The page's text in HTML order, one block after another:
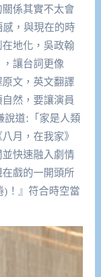
係其實不太會
，與現在的時
地化，吳政翰
讓台詞更像
原文，英文翻譯
然，要讓演員
說道:「家是人類
月，在我家》
快速融入劇情
戲的一開頭所
！』符合時空當